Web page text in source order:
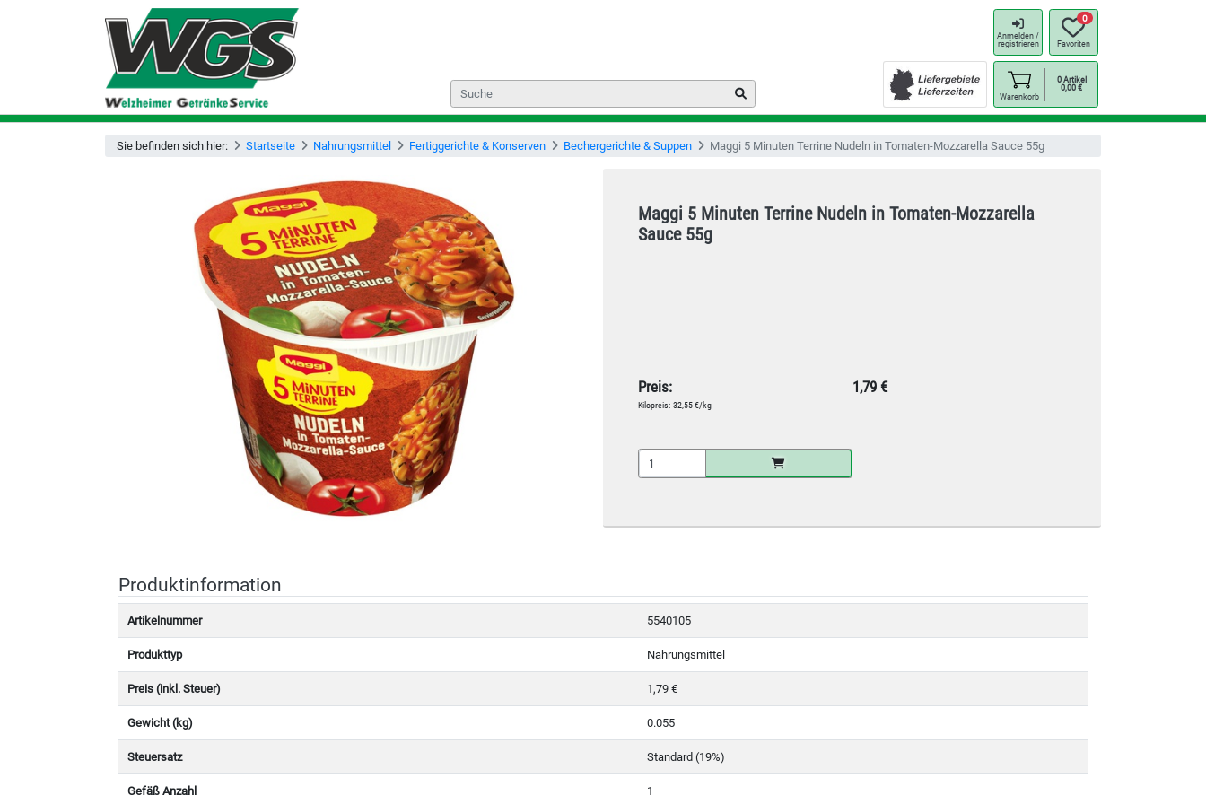
Anmelden /
registrieren
0
Favoriten
Warenkorb
0 Artikel
0,00€
Sie befinden sich hier: Startseite Nahrungsmittel Fertiggerichte & Konserven Bechergerichte & Suppen Maggi 5 Minuten Terrine Nudeln in Tomaten-Mozzarella Sauce 55g
Maggi 5 Minuten Terrine Nudeln in Tomaten-Mozzarella
Sauce 55g
Preis: 1,79 €
Kilopreis: 32,55 €/kg
Produktinformation
Artikelnummer 5540105
Produkttyp Nahrungsmittel
Preis (inkl. Steuer) 1,79 €
Gewicht (kg) 0.055
Steuersatz Standard (19%)
Gefäß Anzahl 1